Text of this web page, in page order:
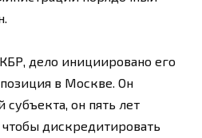
дело инициировано его
в Москве. Он
субъекта, он пять лет
дискредитировать